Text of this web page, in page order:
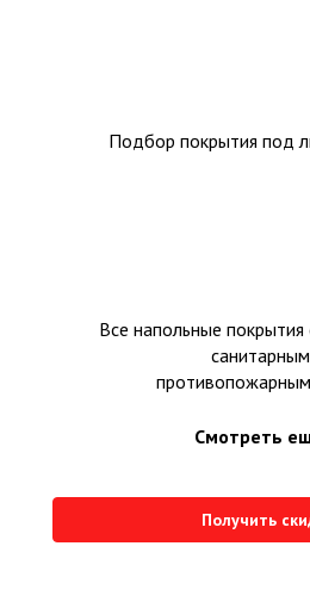
Подбор покрытия под
Все напольные
Смотреть
Получить